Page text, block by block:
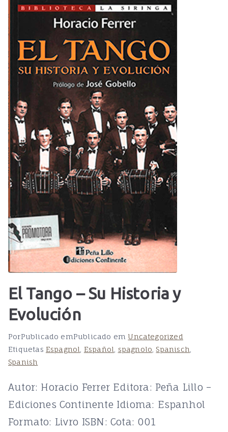
El Tango – Su Historia y
Evolución
PorPublicado emPublicado em Uncategorized
Etiquetas Espagnol Español spagnolo ,Spanisch
Spanish
Autor: Horacio Ferrer Editora: Peña Lillo –
Ediciones Continente Idioma: Espanhol
Formato: Livro ISBN: Cota: 001